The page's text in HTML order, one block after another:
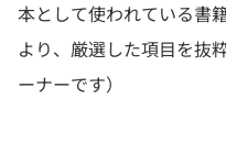
本として使われている書
より、厳選した項目を抜
ーナーです）